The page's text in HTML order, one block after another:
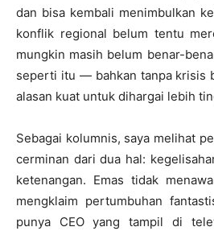
dan bisa kembali menimbulkan
konflik regional belum tentu
mungkin masih belum benar-
seperti itu — bahkan tanpa krisis
alasan kuat untuk dihargai lebih
Sebagai kolumnis, saya melihat
cerminan dari dua hal:
ketenangan. Emas tidak
mengklaim pertumbuhan
punya CEO yang tampil di